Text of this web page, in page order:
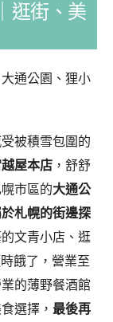
逛街、美
通公園、狸小
被積雪包圍的
屋本店 ，舒舒
市區的大通公
札幌的街邊探
文青小店、逛
餓了，營業至
的薄野餐酒館
選擇， 最後再